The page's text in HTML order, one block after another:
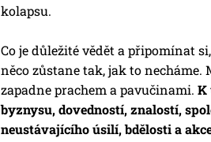
kolapsu.
Co je důležité vědět a připomínat
něco zůstane tak, jak to
zapadne prachem a pavučinami. K
byznysu, dovedností, znalostí,
neustávajícího úsilí, bdělosti a